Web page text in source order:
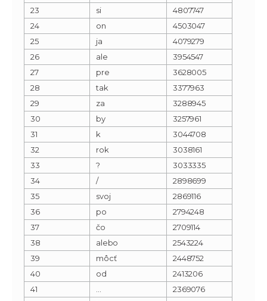
23
si
4807747
24
on
4503047
25
ja
4079279
26
ale
3954547
27
pre
3628005
28
tak
3377963
29
za
3288945
30
by
3257961
31
k
3044708
32
rok
3038161
33
?
3033335
34
/
2898699
35
svoj
2869116
36
po
2794248
37
čo
2709114
38
alebo
2543224
39
môcť
2448752
40
od
2413206
41
2369076